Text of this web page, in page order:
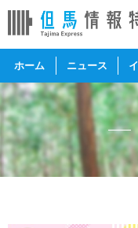
ホーム ニュース